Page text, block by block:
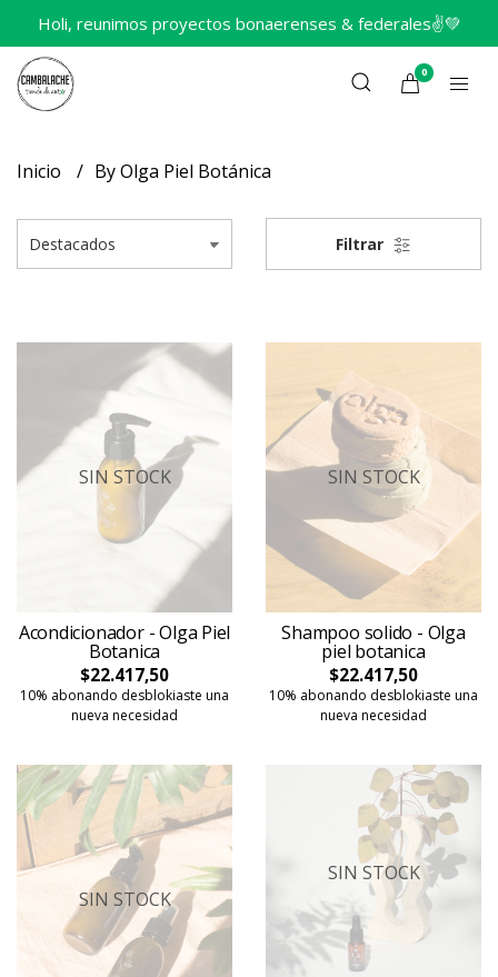
Holi, reunimos proyectos bonaerenses & federales✌️💚
0
Inicio By Olga Piel Botánica
Filtrar
SIN STOCK
Acondicionador - Olga Piel
Botanica
$22.417,50
10% abonando desblokiaste una
nueva necesidad
SIN STOCK
Shampoo solido - Olga
piel botanica
$22.417,50
10% abonando desblokiaste una
nueva necesidad
SIN STOCK
SIN STOCK